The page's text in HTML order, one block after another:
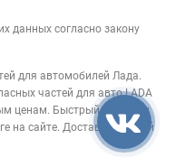
данных согласно закону
для автомобилей Лада.
частей для авто LADA
ценам. Быстрый подбор и
на сайте. Доставка по всей